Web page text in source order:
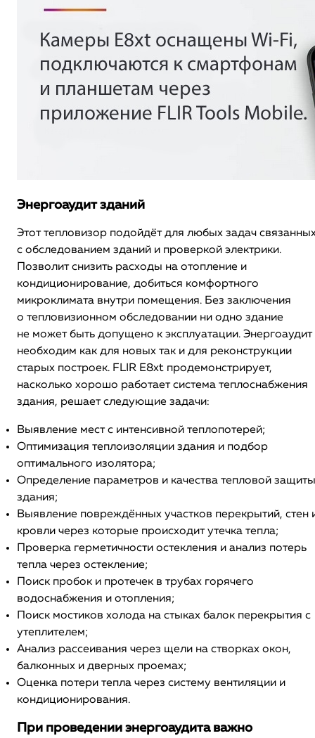
Энергоаудит зданий
Этот тепловизор подойдёт для любых задач
с обследованием зданий и проверкой электрики.
Позволит снизить расходы на отопление и
кондиционирование, добиться комфортного
микроклимата внутри помещения. Без заключения
о тепловизионном обследовании ни одно здание
не может быть допущено к эксплуатации. Энергоаудит
необходим как для новых так и для реконструкции
старых построек. FLIR E8xt продемонстрирует,
насколько хорошо работает система теплоснабжения
здания, решает следующие задачи:
Выявление мест с интенсивной теплопотерей;
Оптимизация теплоизоляции здания и подбор
оптимального изолятора;
Определение параметров и качества тепловой защиты
здания;
Выявление повреждённых участков перекрытий, стен
кровли через которые происходит утечка тепла;
Проверка герметичности остекления и анализ потерь
тепла через остекление;
Поиск пробок и протечек в трубах горячего
водоснабжения и отопления;
Поиск мостиков холода на стыках балок перекрытия с
утеплителем;
Анализ рассеивания через щели на створках окон,
балконных и дверных проемах;
Оценка потери тепла через систему вентиляции и
кондиционирования.
При проведении энергоаудита важно